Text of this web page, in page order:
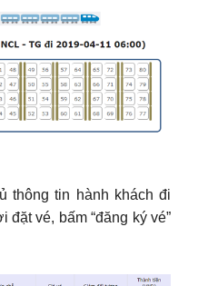
thông tin hành khách đi
đặt vé, bấm “đăng ký vé”